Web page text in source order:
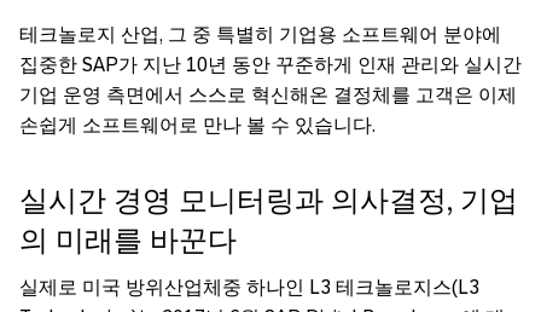
테크놀로지 산업, 그 중 특별히 기업용 소프트웨어 분야에
집중한 SAP가 지난 10년 동안 꾸준하게 인재 관리와 실시간
기업 운영 측면에서 스스로 혁신해온 결정체를 고객은 이제
손쉽게 소프트웨어로 만나 볼 수 있습니다.
실시간 경영 모니터링과 의사결정, 기업
의 미래를 바꾼다
실제로 미국 방위산업체중 하나인 L3 테크놀로지스(L3